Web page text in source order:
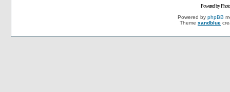
Powered by
Powered by phpBB
Theme xandblue